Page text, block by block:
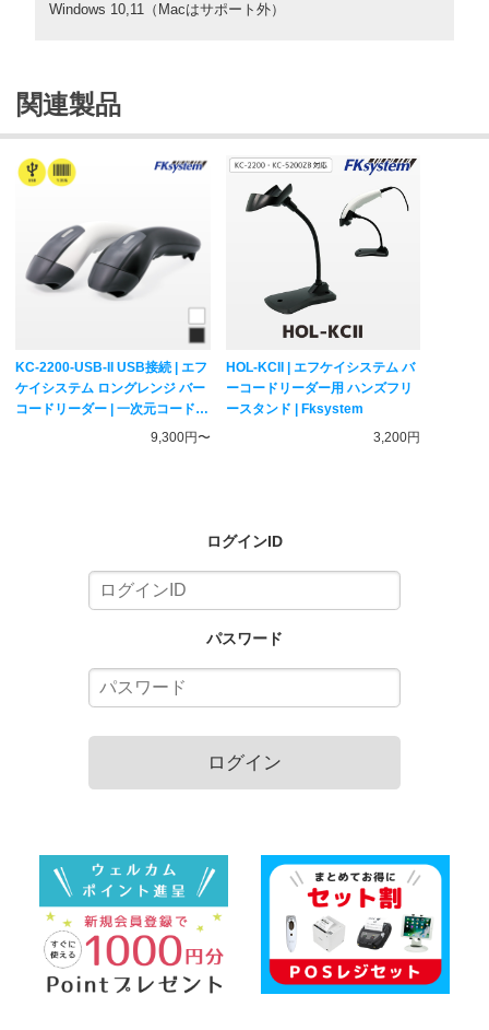
Windows 10,11（Macはサポート外）
関連製品
KC-2200-USB-II USB接続 | エフ
ケイシステム ロングレンジ バー
コードリーダー | 一次元コード対
9,300円〜
HOL-KCII | エフケイシステム バ
ーコードリーダー用 ハンズフリ
ースタンド | Fksystem
3,200円
ログインID
パスワード
ログイン